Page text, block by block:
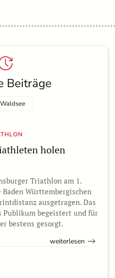
Beiträge
holen
Triathlon am 1.
Württembergischen
ausgetragen. Das
Publikum begeistert und für
bestens gesorgt.
weiterlesen